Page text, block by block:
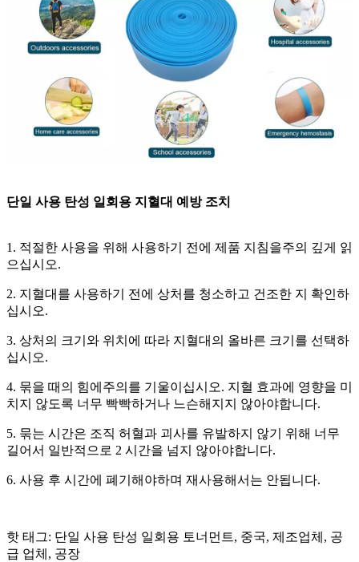
단일 사용 탄성 일회용 지혈대 예방 조치
1. 적절한 사용을 위해 사용하기 전에 제품 지침을주의 깊게 읽
으십시오.
2. 지혈대를 사용하기 전에 상처를 청소하고 건조한 지 확인하
십시오.
3. 상처의 크기와 위치에 따라 지혈대의 올바른 크기를 선택하
십시오.
4. 묶을 때의 힘에주의를 기울이십시오. 지혈 효과에 영향을 미
치지 않도록 너무 빡빡하거나 느슨해지지 않아야합니다.
5. 묶는 시간은 조직 허혈과 괴사를 유발하지 않기 위해 너무
길어서 일반적으로 2 시간을 넘지 않아야합니다.
6. 사용 후 시간에 폐기해야하며 재사용해서는 안됩니다.
핫 태그: 단일 사용 탄성 일회용 토너먼트, 중국, 제조업체, 공
급 업체, 공장